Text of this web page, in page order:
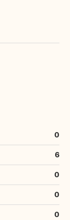
0
6
0
0
0